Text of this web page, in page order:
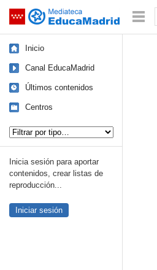
Saltar navegación
Inicio
Canal EducaMadrid
Últimos contenidos
Centros
Inicia sesión para aportar
contenidos, crear listas de
reproducción...
Iniciar sesión